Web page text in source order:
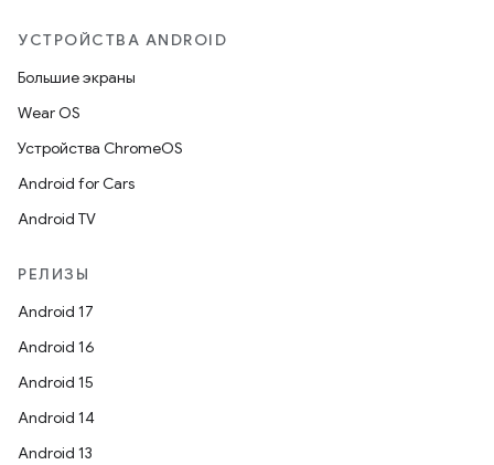
УСТРОЙСТВА ANDROID
Большие экраны
Wear OS
Устройства ChromeOS
Android for Cars
Android TV
РЕЛИЗЫ
Android 17
Android 16
Android 15
Android 14
Android 13